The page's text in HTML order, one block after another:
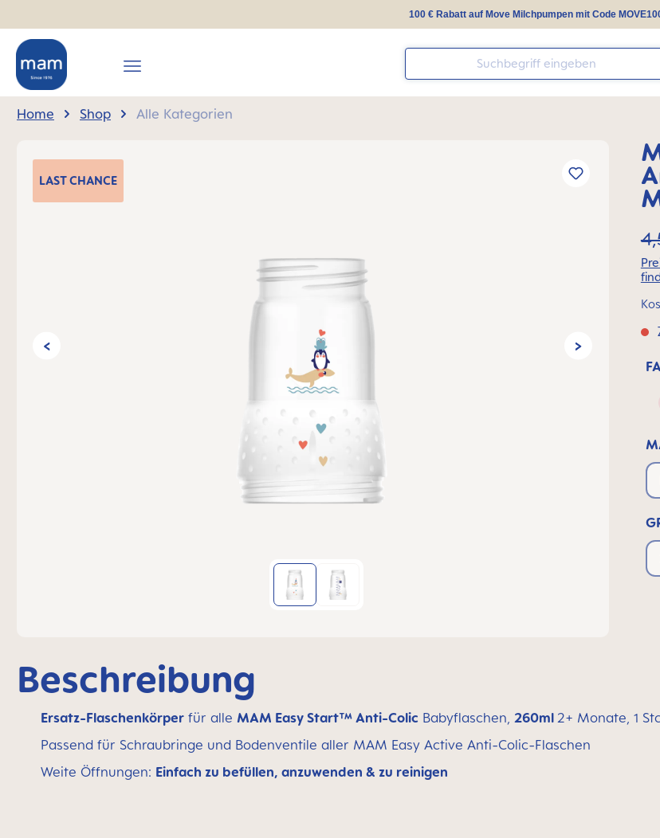
100 € Rabatt auf Move Milchpumpen mit Code
Home Shop Alle Kategorien
LASTCHANCE
Beschreibung
Ersatz-Flaschenkörper für alle MAM Easy Start™ Anti-Colic Babyflaschen, 260ml 2+ Monate, 1
Passend für Schraubringe und Bodenventile aller MAM Easy Active Anti-Colic-Flaschen
Weite Öffnungen: Einfach zu befüllen, anzuwenden & zu reinigen